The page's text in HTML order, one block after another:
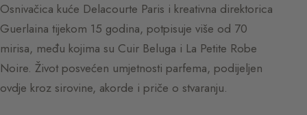
Osnivačica kuće Delacourte Paris i kreativna direktorica
Guerlaina tijekom 15 godina, potpisuje više od 70
mirisa, među kojima su Cuir Beluga i La Petite Robe
Noire. Život posvećen umjetnosti parfema, podijeljen
ovdje kroz sirovine, akorde i priče o stvaranju.